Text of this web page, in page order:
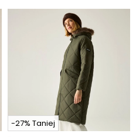
-27% Taniej